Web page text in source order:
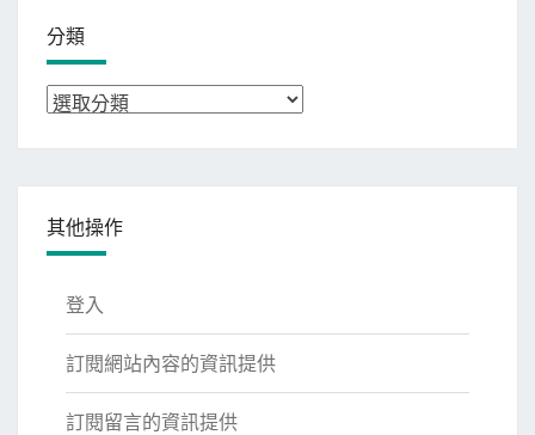
分類
分
其他操作
登入
訂閱網站內容的資訊提供
訂閱留言的資訊提供